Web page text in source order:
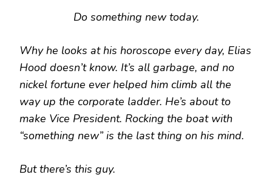
Do something new today.
Why he looks at his horoscope every day, Elias
Hood doesn’t know. It’s all garbage, and no
nickel fortune ever helped him climb all the
way up the corporate ladder. He’s about to
make Vice President. Rocking the boat with
“something new” is the last thing on his mind.
But there’s this guy.